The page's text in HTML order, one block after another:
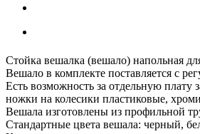
Стойка вешалка (вешало) напольная
Вешало в комплекте поставляется с
Есть возможность за отдельную плату
ножки на колесики пластиковые,
Вешала изготовлены из профильной
Стандартные цвета вешала: черный,